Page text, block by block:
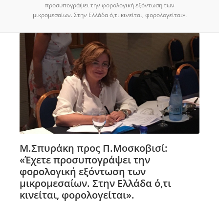
προσυπογράψει την φορολογική εξόντωση των
μικρομεσαίων. Στην Ελλάδα ό,τι κινείται, φορολογείται».
Μ.Σπυράκη προς Π.Μοσκοβισί:
«Έχετε προσυπογράψει την
φορολογική εξόντωση των
μικρομεσαίων. Στην Ελλάδα ό,τι
κινείται, φορολογείται».